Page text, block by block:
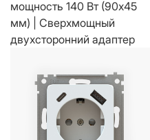
мощность 140 Вт (90x45
мм) | Сверхмощный
двухсторонний адаптер